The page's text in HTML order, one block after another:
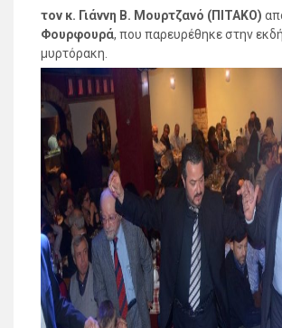
τον κ. Γιάννη Β. Μουρτζανό (ΠΙΤΑΚΟ)
Φουρφουρά, που παρευρέθηκε στην
μυρτόρακη.